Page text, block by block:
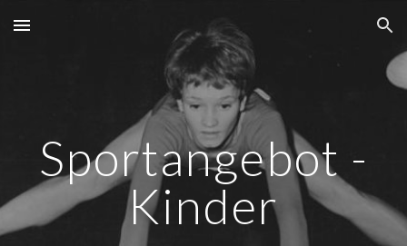
Skip to main content Skip to navigation
Sportangebot -
Kinder